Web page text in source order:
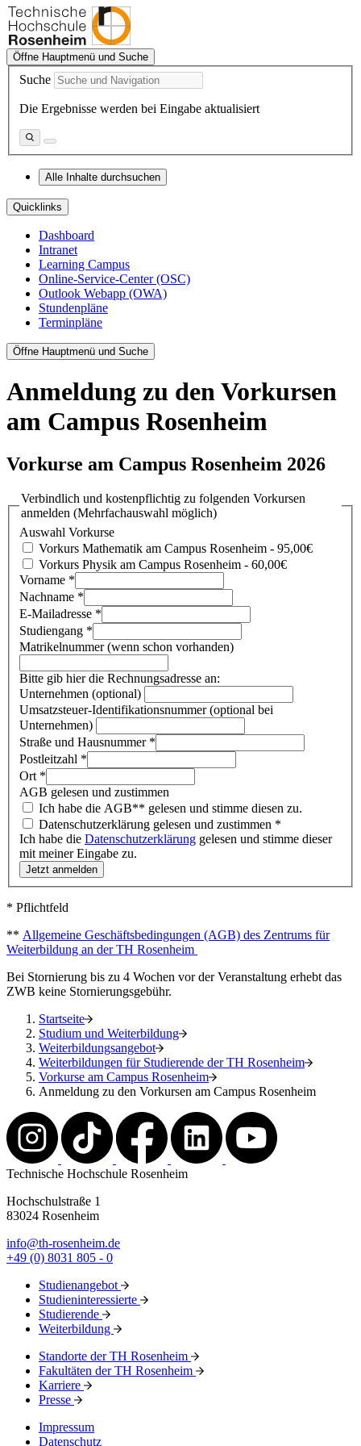
Öffne Hauptmenü und Suche
Suche
Die Ergebnisse werden bei Eingabe aktualisiert
Alle Inhalte durchsuchen
Quicklinks
Dashboard
Intranet
Learning Campus
Online-Service-Center (OSC)
Outlook Webapp (OWA)
Stundenpläne
Terminpläne
Öffne Hauptmenü und Suche
Anmeldung zu den Vorkursen
am Campus Rosenheim
Vorkurse am Campus Rosenheim 2026
Verbindlich und kostenpflichtig zu folgenden Vorkursen
anmelden (Mehrfachauswahl möglich)
Auswahl Vorkurse
Vorkurs Mathematik am Campus Rosenheim - 95,00€
Vorkurs Physik am Campus Rosenheim - 60,00€
Vorname *
Nachname *
E-Mailadresse *
Studiengang *
Matrikelnummer (wenn schon vorhanden)
Bitte gib hier die Rechnungsadresse an:
Unternehmen (optional)
Umsatzsteuer-Identifikationsnummer (optional bei
Unternehmen)
Straße und Hausnummer*
Postleitzahl *
Ort *
AGB gelesen und zustimmen
Ich habe die AGB** gelesen und stimme diesen zu.
Datenschutzerklärung gelesen und zustimmen *
Ich habe die Datenschutzerklärung gelesen und stimme dieser
mit meiner Eingabe zu.
Jetzt anmelden
* Pflichtfeld
** Allgemeine Geschäftsbedingungen (AGB) des Zentrums für
Weiterbildung an der TH Rosenheim
Bei Stornierung bis zu 4 Wochen vor der Veranstaltung erhebt das
ZWB keine Stornierungsgebühr.
Startseite
Studium und Weiterbildung
Weiterbildungsangebot
Weiterbildungen für Studierende der TH Rosenheim
Vorkurse am Campus Rosenheim
Anmeldung zu den Vorkursen am Campus Rosenheim
Technische Hochschule Rosenheim
Hochschulstraße 1
83024 Rosenheim
info@th-rosenheim.de
+49 (0) 8031 805 - 0
Studienangebot
Studieninteressierte
Studierende
Weiterbildung
Standorte der TH Rosenheim
Fakultäten der TH Rosenheim
Karriere
Presse
Impressum
Datenschutz